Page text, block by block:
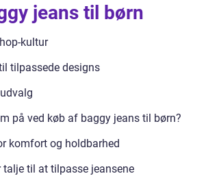
jeans til børn
kultur
tilpassede designs
på ved køb af baggy jeans til børn?
komfort og holdbarhed
til at tilpasse jeansene